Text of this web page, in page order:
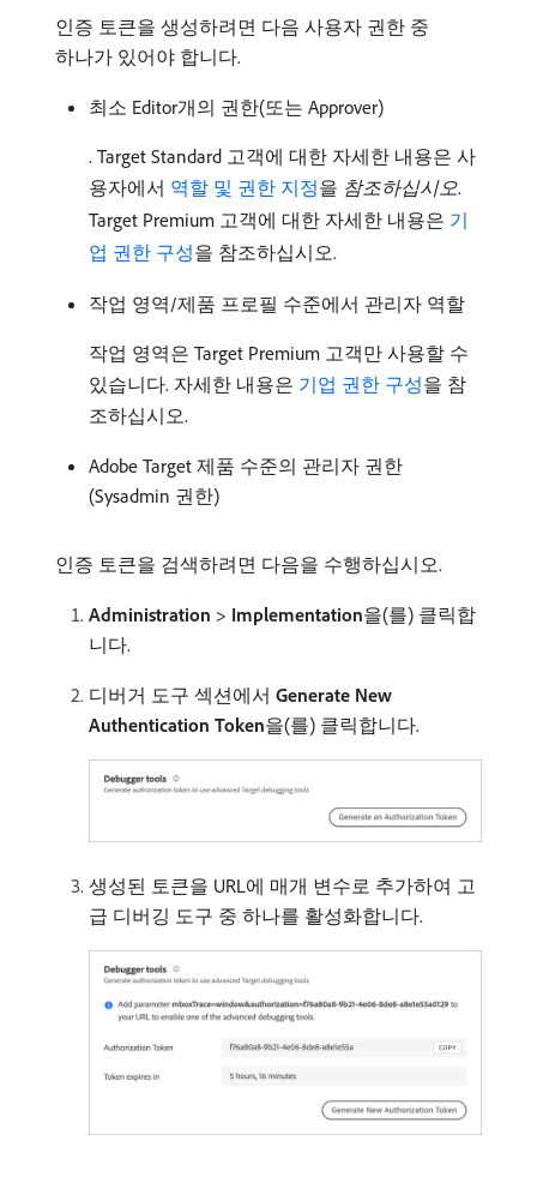
인증 토큰을 생성하려면 다음 사용자 권한 중
하나가 있어야 합니다.
최소 Editor개의 권한(또는 Approver)
. Target Standard 고객에 대한 자세한 내용은 사
용자에서 역할 및 권한 지정을 참조하십시오.
Target Premium 고객에 대한 자세한 내용은 기
업 권한 구성을 참조하십시오.
작업 영역/제품 프로필 수준에서 관리자 역할
작업 영역은 Target Premium 고객만 사용할 수
있습니다. 자세한 내용은 기업 권한 구성을 참
조하십시오.
Adobe Target 제품 수준의 관리자 권한
(Sysadmin 권한)
인증 토큰을 검색하려면 다음을 수행하십시오.
Administration > Implementation​을(를) 클릭합
니다.
디버거 도구 섹션에서 Generate New
Authentication Token​을(를) 클릭합니다.
생성된 토큰을 URL에 매개 변수로 추가하여 고
급 디버깅 도구 중 하나를 활성화합니다.